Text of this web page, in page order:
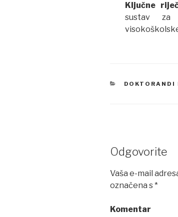
Ključne
sustav za
CATEGORIES
DOKTORANDI
Odgovorite
Vaša e-mail
označena s*
Komentar